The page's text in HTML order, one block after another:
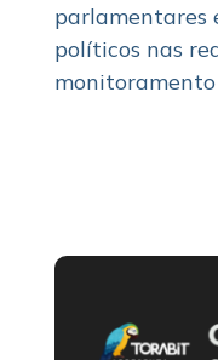
parlamentares
políticos nas